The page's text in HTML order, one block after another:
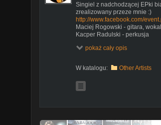
Singiel z nadchodzącej EPki
zrealizowany przeze mnie :)
http://www.facebook.com/
Maciej Rogowski - gitara, wokal
Kacper Radulski - perkusja
Emil Kania - gitara
pokaż cały opis
W katalogu: Other Artists